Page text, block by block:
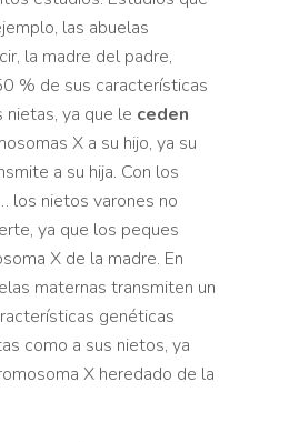
las abuelas
la madre del padre,
% de sus características
nietas, ya que le ceden
X a su hijo, ya su
a su hija. Con los
los nietos varones no
ya que los peques
X de la madre. En
maternas transmiten un
genéticas
como a sus nietos, ya
X heredado de la